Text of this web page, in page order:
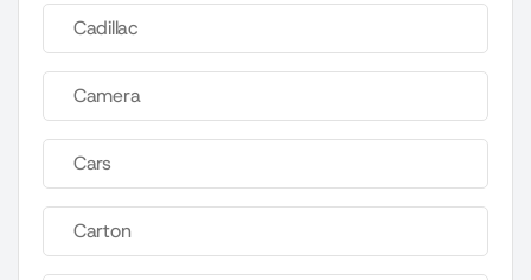
Cadillac
Camera
Cars
Carton